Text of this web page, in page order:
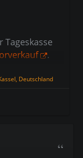
Tageskasse
.
ab 13 Uhr +
Deutschland